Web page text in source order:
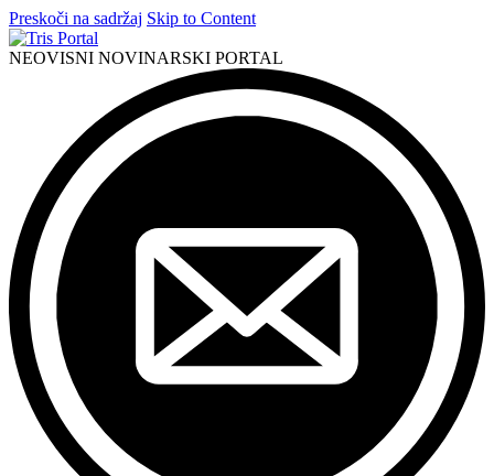
Preskoči na sadržaj Skip to Content
NEOVISNI NOVINARSKI PORTAL